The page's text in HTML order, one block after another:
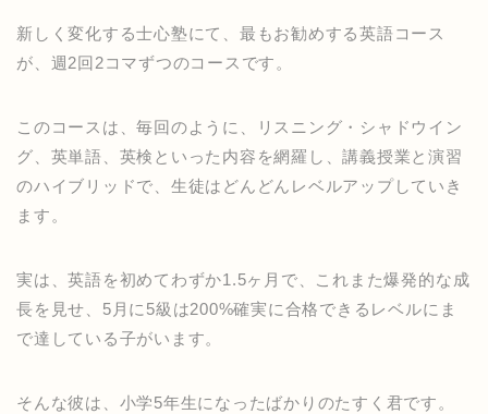
新しく変化する士心塾にて、最もお勧めする英語コース
が、週2回2コマずつのコースです。
このコースは、毎回のように、リスニング・シャドウイン
グ、英単語、英検といった内容を網羅し、講義授業と演習
のハイブリッドで、生徒はどんどんレベルアップしていき
ます。
実は、英語を初めてわずか1.5ヶ月で、これまた爆発的な成
長を見せ、5月に5級は200%確実に合格できるレベルにま
で達している子がいます。
そんな彼は、小学5年生になったばかりのたすく君です。